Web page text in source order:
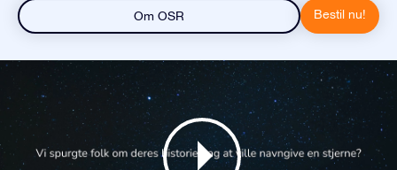
Om OSR Bestil nu!